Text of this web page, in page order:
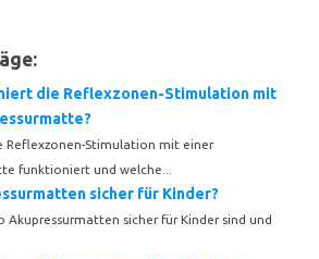
die Reflexzonen-Stimulation mit
Reflexzonen-Stimulation mit einer
funktioniert und welche...
sicher für Kinder?
Akupressurmatten sicher für Kinder sind und